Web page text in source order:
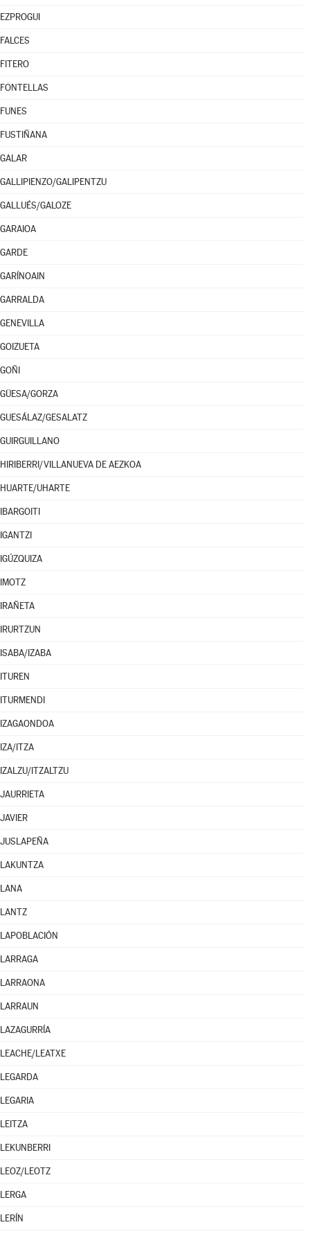
EZPROGUI
FALCES
FITERO
FONTELLAS
FUNES
FUSTIÑANA
GALAR
GALLIPIENZO/GALIPENTZU
GALLUÉS/GALOZE
GARAIOA
GARDE
GARÍNOAIN
GARRALDA
GENEVILLA
GOIZUETA
GOÑI
GÜESA/GORZA
GUESÁLAZ/GESALATZ
GUIRGUILLANO
HIRIBERRI/VILLANUEVA DE AEZKOA
HUARTE/UHARTE
IBARGOITI
IGANTZI
IGÚZQUIZA
IMOTZ
IRAÑETA
IRURTZUN
ISABA/IZABA
ITUREN
ITURMENDI
IZAGAONDOA
IZA/ITZA
IZALZU/ITZALTZU
JAURRIETA
JAVIER
JUSLAPEÑA
LAKUNTZA
LANA
LANTZ
LAPOBLACIÓN
LARRAGA
LARRAONA
LARRAUN
LAZAGURRÍA
LEACHE/LEATXE
LEGARDA
LEGARIA
LEITZA
LEKUNBERRI
LEOZ/LEOTZ
LERGA
LERÍN